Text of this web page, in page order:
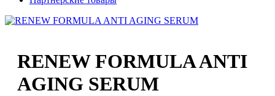
RENEW FORMULA ANTI
AGING SERUM